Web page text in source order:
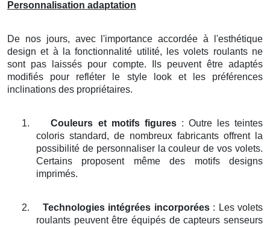
Personnalisation adaptation
De nos jours, avec l'importance accordée à l'esthétique
design et à la fonctionnalité utilité, les volets roulants ne
sont pas laissés pour compte. Ils peuvent être adaptés
modifiés pour refléter le style look et les préférences
inclinations des propriétaires.
1. Couleurs et motifs figures: Outre les teintes
coloris standard, de nombreux fabricants offrent la
possibilité de personnaliser la couleur de vos volets.
Certains proposent même des motifs designs
imprimés.
2. Technologies intégrées incorporées: Les volets
roulants peuvent être équipés de capteurs senseurs